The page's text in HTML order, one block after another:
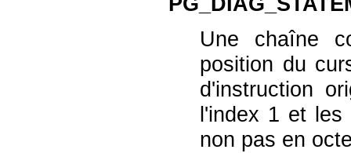
Une chaîne
position du
d'instruction
l'index 1 et
non pas en